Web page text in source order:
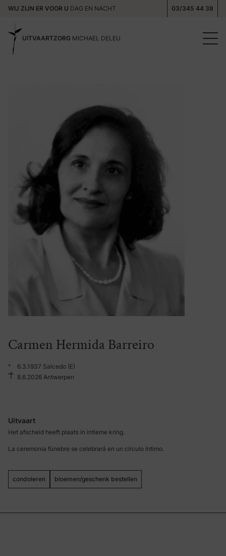
WIJ ZIJN ER VOOR U DAG EN NACHT 03/345 44 38
UITVAARTZORG MICHAEL DELEU
Carmen Hermida Barreiro
°
6.3.1937 Salcedo (E)
8.6.2026 Antwerpen
Uitvaart
Het afscheid heeft plaats in intieme kring.
La ceremonia fúnebre se celebrará en un círculo íntimo.
condoleren bloemen/geschenk bestellen